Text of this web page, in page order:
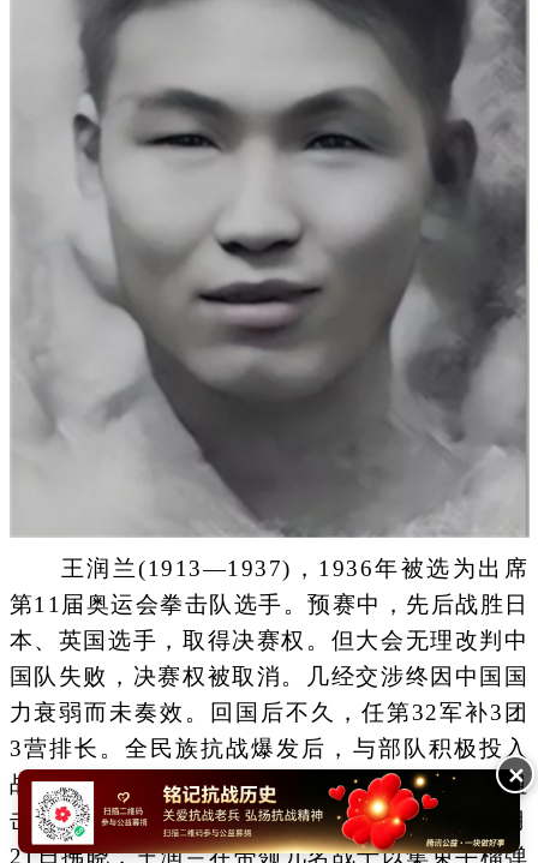
王润兰(1913—1937)，1936年被选为出席
第11届奥运会拳击队选手。预赛中，先后战胜日
本、英国选手，取得决赛权。但大会无理改判中
国队失败，决赛权被取消。几经交涉终因中国国
力衰弱而未奏效。回国后不久，任第32军补3团
3营排长。全民族抗战爆发后，与部队积极投入
战斗。1937年9月14日，他率部队在漳河北岸阻
击来敌，连战4昼夜，负伤后坚持指挥作战。9月
21日拂晓，王润兰在带领几名战士以集束手榴弹
✕